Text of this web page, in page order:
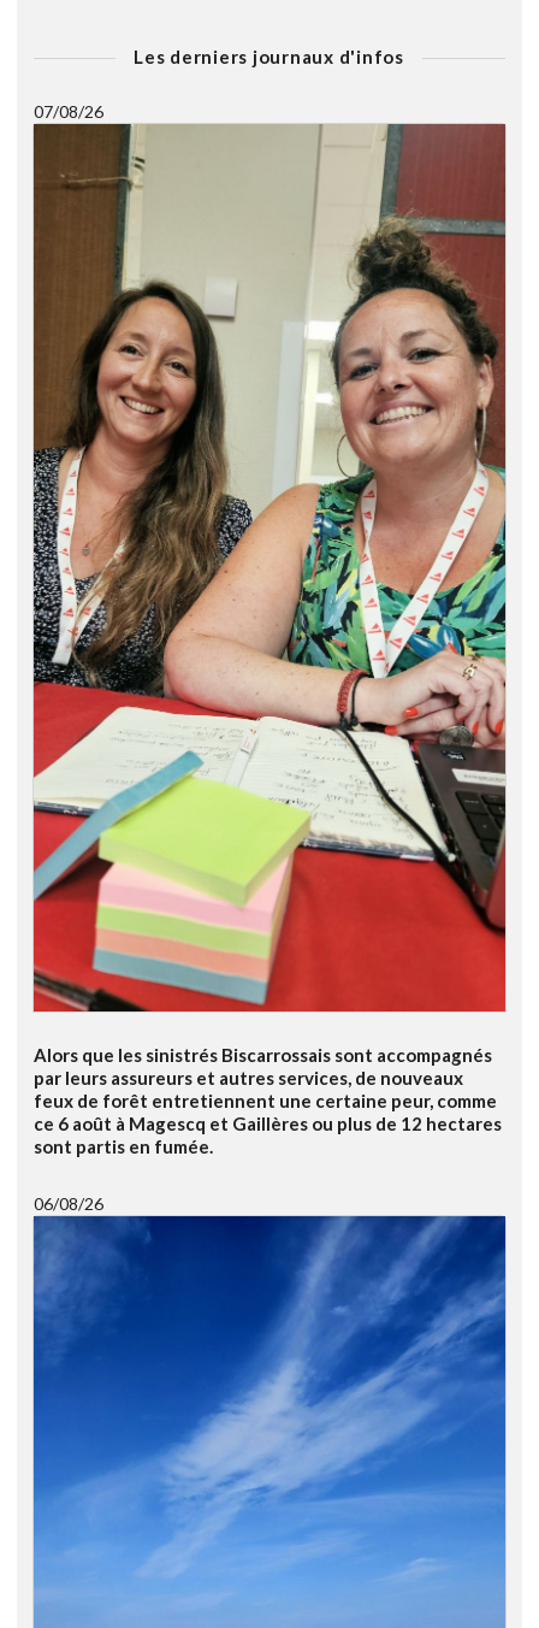
Les derniers journaux d'infos
07/08/26
Alors que les sinistrés Biscarrossais sont accompagnés
par leurs assureurs et autres services, de nouveaux
feux de forêt entretiennent une certaine peur, comme
ce 6 août à Magescq et Gaillères ou plus de 12 hectares
sont partis en fumée.
06/08/26